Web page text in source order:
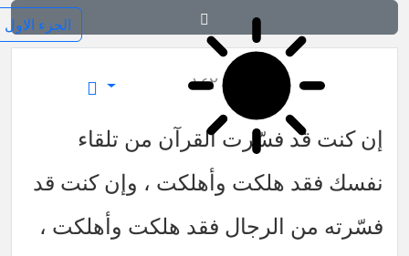
فرائد الاصول (رسائل)
١٤٢
فسّرت القرآن من تلقاء
هلكت وأهلكت ، وإن كنت قد
الرجال فقد هلكت وأهلكت ،